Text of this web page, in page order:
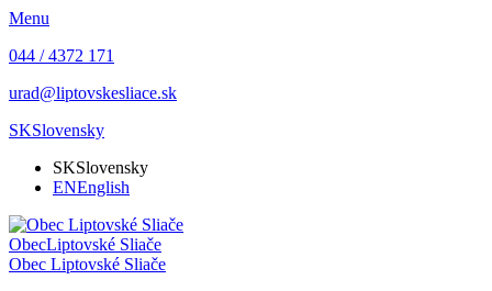
Menu
044 / 4372 171
urad@liptovskesliace.sk
SKSlovensky
SKSlovensky
ENEnglish
ObecLiptovské Sliače
Obec Liptovské Sliače